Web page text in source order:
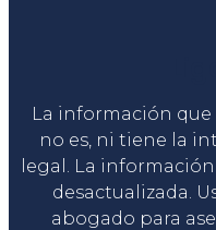
La información
no es, ni tiene la
legal. La
desactualizada.
abogado para